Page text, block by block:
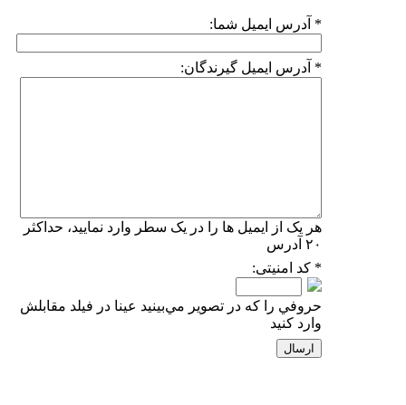
* آدرس ايميل شما:
* آدرس ايميل گيرندگان:
هر یک از ایمیل ها را در یک سطر وارد نمایید، حداکثر
۲۰ آدرس
* کد امنیتی:
حروفي را كه در تصوير مي‌بينيد عينا در فيلد مقابلش
وارد كنيد